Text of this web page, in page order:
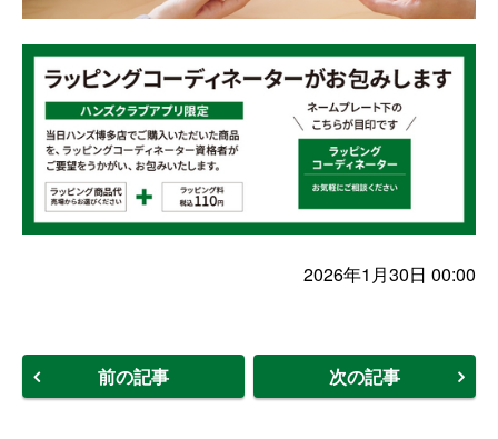
2026年1月30日 00:00
前の記事 次の記事